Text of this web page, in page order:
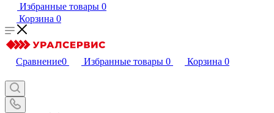
Избранные товары 0
Корзина 0
Сравнение0 Избранные товары 0 Корзина 0